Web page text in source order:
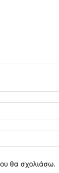
θα σχολιάσω.